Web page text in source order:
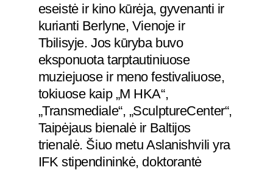
eseistė ir kino kūrėja, gyvenanti ir
kurianti Berlyne, Vienoje ir
Tbilisyje. Jos kūryba buvo
eksponuota tarptautiniuose
muziejuose ir meno festivaliuose,
tokiuose kaip „M HKA“,
„Transmediale“, „SculptureCenter“,
Taipėjaus bienalė ir Baltijos
trienalė. Šiuo metu Aslanishvili yra
IFK stipendininkė, doktorantė